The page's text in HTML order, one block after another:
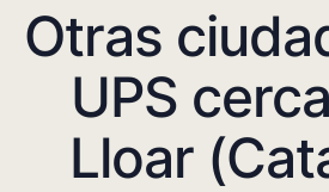
Otras
UPS
Lloar